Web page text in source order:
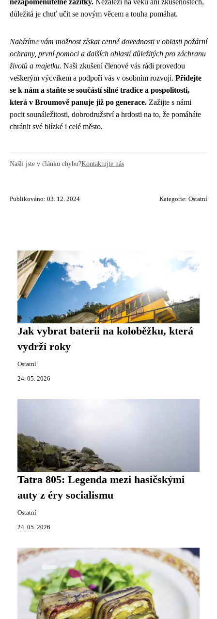
nezapomenutelné zážitky. Nezáleží na věku ani zkušenostech,
důležitá je chuť učit se novým věcem a touha pomáhat.
Nabízíme vám možnost získat cenné dovednosti v oblasti požární
ochrany, první pomoci a dalších oblastí důležitých pro záchranu
životů a majetku. Naši zkušení členové vás rádi provedou
veškerým výcvikem a podpoří vás v osobním rozvoji. Přidejte
se k nám a staňte se součástí silné tradice a pospolitosti,
která v Broumově panuje již po generace. Zažijte s námi
pocit sounáležitosti, dobrodružství a hrdosti na to, že pomáháte
chránit své blízké i celé město.
Našli jste v článku chybu?Kontaktujte nás
Publikováno: 03. 12. 2024 Kategorie: Ostatní
Jak vybrat baterii na koloběžku, která
vydrží roky
Ostatní
24. 05. 2026
Tatra 805: Legenda mezi hasičskými
auty z éry socialismu
Ostatní
24. 05. 2026